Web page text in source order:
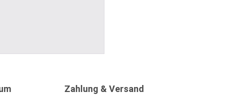
Zahlung & Versand